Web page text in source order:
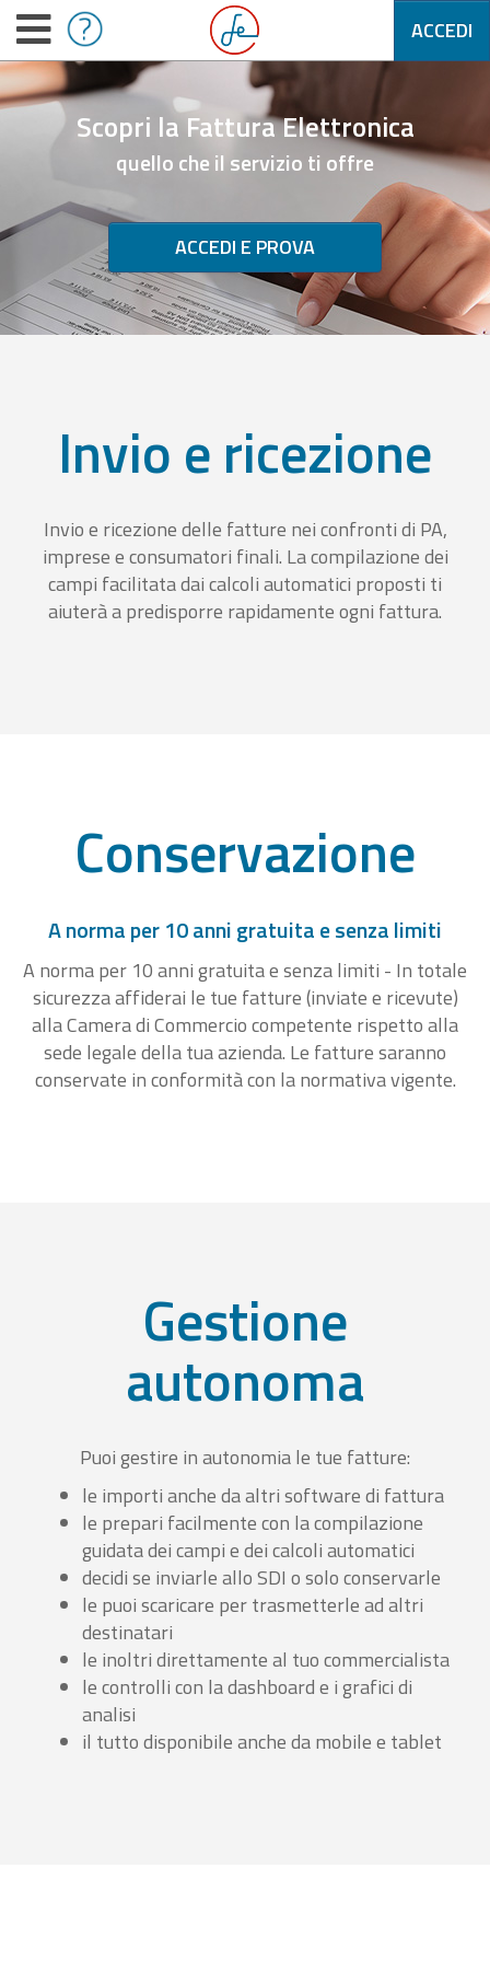
ACCEDI
Scopri la Fattura Elettronica
quello che il servizio ti offre
ACCEDI E PROVA
Invio e ricezione
Invio e ricezione delle fatture nei confronti di PA,
imprese e consumatori finali. La compilazione dei
campi facilitata dai calcoli automatici proposti ti
aiuterà a predisporre rapidamente ogni fattura.
Conservazione
A norma per 10 anni gratuita e senza limiti
A norma per 10 anni gratuita e senza limiti - In totale
sicurezza affiderai le tue fatture (inviate e ricevute)
alla Camera di Commercio competente rispetto alla
sede legale della tua azienda. Le fatture saranno
conservate in conformità con la normativa vigente.
Gestione
autonoma
Puoi gestire in autonomia le tue fatture:
le importi anche da altri software di fattura
le prepari facilmente con la compilazione
guidata dei campi e dei calcoli automatici
decidi se inviarle allo SDI o solo conservarle
le puoi scaricare per trasmetterle ad altri
destinatari
le inoltri direttamente al tuo commercialista
le controlli con la dashboard e i grafici di
analisi
il tutto disponibile anche da mobile e tablet